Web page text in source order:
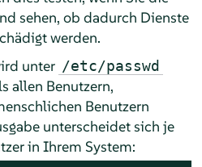
sehen, ob dadurch Dienste
werden.
unter /etc/passwd
allen Benutzern,
Benutzern
unterscheidet sich je
in Ihrem System: